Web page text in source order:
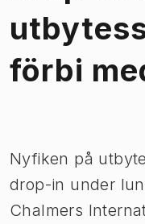
förbi
Nyfiken på
drop-in under
Chalmers